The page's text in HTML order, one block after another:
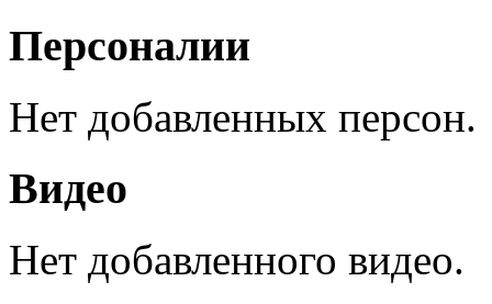
Персоналии
Нет добавленных персон.
Видео
Нет добавленного видео.